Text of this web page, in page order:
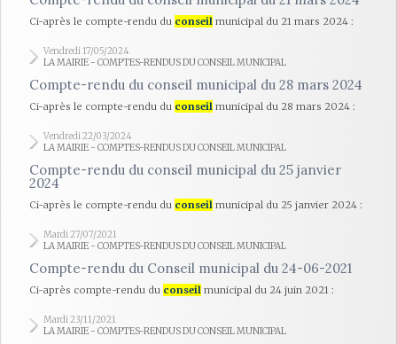
Ci-après le compte-rendu du conseil municipal du 21 mars 2024 :
Vendredi 17/05/2024
LA MAIRIE - COMPTES-RENDUS DU CONSEIL MUNICIPAL
Compte-rendu du conseil municipal du 28 mars 2024
Ci-après le compte-rendu du conseil municipal du 28 mars 2024 :
Vendredi 22/03/2024
LA MAIRIE - COMPTES-RENDUS DU CONSEIL MUNICIPAL
Compte-rendu du conseil municipal du 25 janvier
2024
Ci-après le compte-rendu du conseil municipal du 25 janvier 2024 :
Mardi 27/07/2021
LA MAIRIE - COMPTES-RENDUS DU CONSEIL MUNICIPAL
Compte-rendu du Conseil municipal du 24-06-2021
Ci-après compte-rendu du conseil municipal du 24 juin 2021 :
Mardi 23/11/2021
LA MAIRIE - COMPTES-RENDUS DU CONSEIL MUNICIPAL